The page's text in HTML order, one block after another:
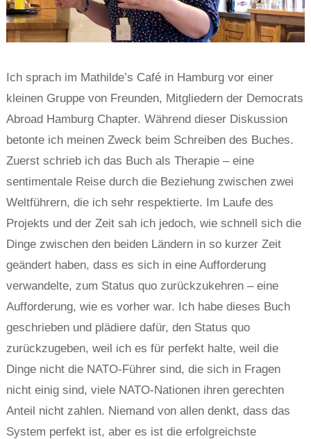
Ich sprach im Mathilde’s Café in Hamburg vor einer
kleinen Gruppe von Freunden, Mitgliedern der Democrats
Abroad Hamburg Chapter. Während dieser Diskussion
betonte ich meinen Zweck beim Schreiben des Buches.
Zuerst schrieb ich das Buch als Therapie – eine
sentimentale Reise durch die Beziehung zwischen zwei
Weltführern, die ich sehr respektierte. Im Laufe des
Projekts und der Zeit sah ich jedoch, wie schnell sich die
Dinge zwischen den beiden Ländern in so kurzer Zeit
geändert haben, dass es sich in eine Aufforderung
verwandelte, zum Status quo zurückzukehren – eine
Aufforderung, wie es vorher war. Ich habe dieses Buch
geschrieben und plädiere dafür, den Status quo
zurückzugeben, weil ich es für perfekt halte, weil die
Dinge nicht die NATO-Führer sind, die sich in Fragen
nicht einig sind, viele NATO-Nationen ihren gerechten
Anteil nicht zahlen. Niemand von allen denkt, dass das
System perfekt ist, aber es ist die erfolgreichste